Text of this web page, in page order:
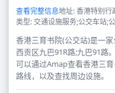
查看完整信息地址: 香港特别行
类型: 交通设施服务;公交车站;
香港三育书院(公交站)是一
西贡区九巴91R路;九巴91路
可以通过Amap查看香港三
路线，以及查找周边设施。